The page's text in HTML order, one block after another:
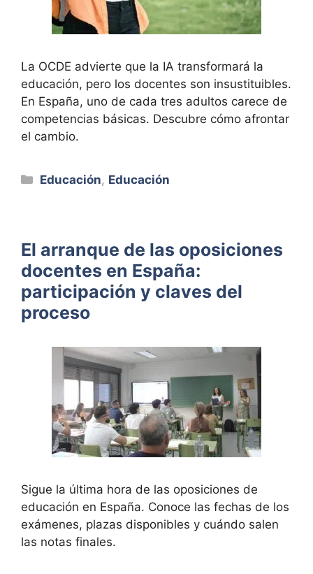
La OCDE advierte que la IA transformará la
educación, pero los docentes son insustituibles.
En España, uno de cada tres adultos carece de
competencias básicas. Descubre cómo afrontar
el cambio.
Categorías
Educación, Educación
El arranque de las oposiciones
docentes en España:
participación y claves del
proceso
Sigue la última hora de las oposiciones de
educación en España. Conoce las fechas de los
exámenes, plazas disponibles y cuándo salen
las notas finales.